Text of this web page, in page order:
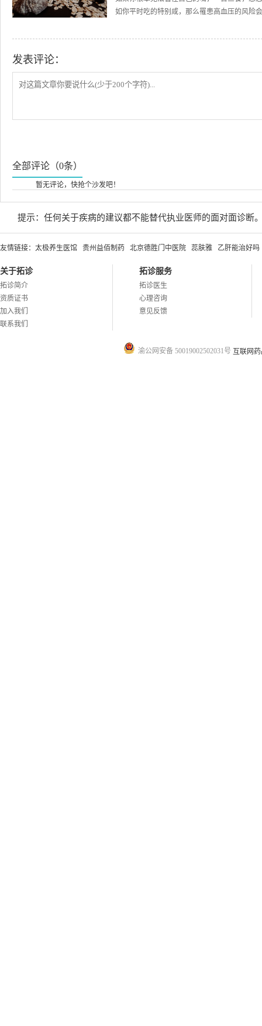
如你平时吃的特别咸，那么罹患高血压的风险
发表评论：
全部评论（0条）
暂无评论，快抢个沙发吧！
提示：任何关于疾病的建议都不能替代执业医师的面对面诊断
友情链接： 太极养生医馆 贵州益佰制药 北京德胜门中医院 蕊肤雅 乙肝能治好吗
关于拓诊
拓诊简介
资质证书
加入我们
联系我们
拓诊服务
拓诊医生
心理咨询
意见反馈
渝公网安备 50019002502031号 互联网